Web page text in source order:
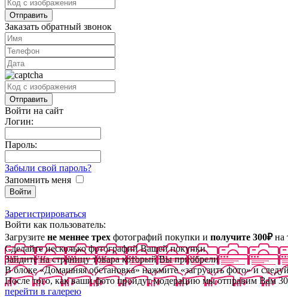
Заказать обратный звонок
Войти на сайт
Логин:
Пароль:
Забыли свой пароль?
Запомнить меня
Зарегистрироваться
Войти как пользователь:
Загрузите не меннее трех фотографий покупки и получите 300₽на
Сделайте несколько фотографий Вашей покупки
Зайдите на страницу товара который Вы приобрели
В блоке «Домашняя обстановка» нажмите «загрузить фото» и
После того, как ваши фото пройдут модерацию мы отправим Вам
перейти в галерею